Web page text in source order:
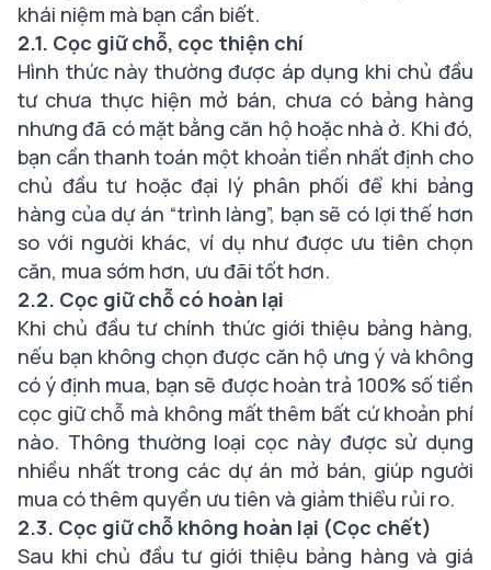
khái niệm mà bạn cần biết.
2.1. Cọc giữ chỗ, cọc thiện chí
Hình thức này thường được áp dụng khi chủ đầu
tư chưa thực hiện mở bán, chưa có bảng hàng
nhưng đã có mặt bằng căn hộ hoặc nhà ở. Khi đó,
bạn cần thanh toán một khoản tiền nhất định cho
chủ đầu tư hoặc đại lý phân phối để khi bảng
hàng của dự án “trình làng”, bạn sẽ có lợi thế hơn
so với người khác, ví dụ như được ưu tiên chọn
căn, mua sớm hơn, ưu đãi tốt hơn.
2.2. Cọc giữ chỗ có hoàn lại
Khi chủ đầu tư chính thức giới thiệu bảng hàng,
nếu bạn không chọn được căn hộ ưng ý và không
có ý định mua, bạn sẽ được hoàn trả 100% số tiền
cọc giữ chỗ mà không mất thêm bất cứ khoản phí
nào. Thông thường loại cọc này được sử dụng
nhiều nhất trong các dự án mở bán, giúp người
mua có thêm quyền ưu tiên và giảm thiểu rủi ro.
2.3. Cọc giữ chỗ không hoàn lại (Cọc chết)
Sau khi chủ đầu tư giới thiệu bảng hàng và giá